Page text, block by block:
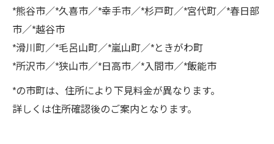
*熊谷市／*久喜市／*幸手市／*杉戸町／*宮代町／*春日部
市／*越谷市
*滑川町／*毛呂山町／*嵐山町／*ときがわ町
*所沢市／*狭山市／*日高市／*入間市／*飯能市
*の市町は、住所により下見料金が異なります。
詳しくは住所確認後のご案内となります。